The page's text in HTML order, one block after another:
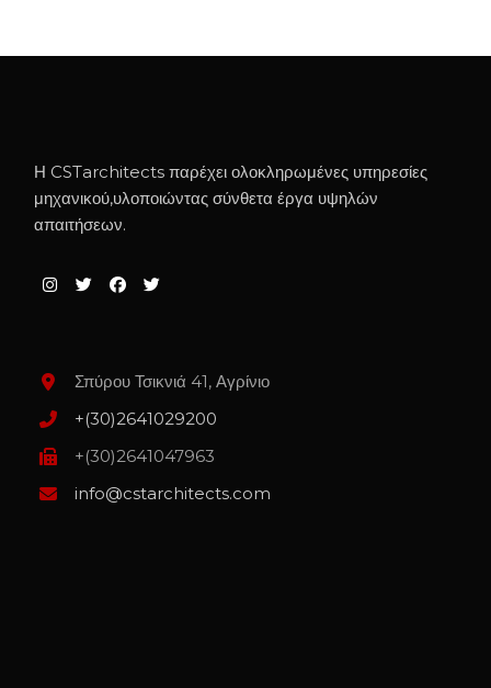
Η CSTarchitects παρέχει ολοκληρωμένες υπηρεσίες
μηχανικού,υλοποιώντας σύνθετα έργα υψηλών
απαιτήσεων.
Σπύρου Τσικνιά 41, Αγρίνιο
+(30)2641029200
+(30)2641047963
info@cstarchitects.com